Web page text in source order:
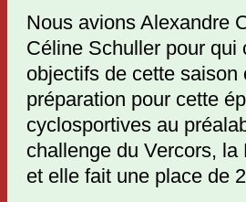
Nous avions Alexandre
Céline Schuller pour qui
objectifs de cette
préparation pour cette
cyclosportives au
challenge du Vercors,
et elle fait une place de